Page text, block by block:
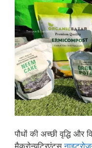
पौधों की अच्छी वृद्धि और